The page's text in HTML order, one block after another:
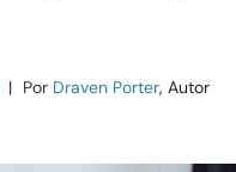
| Por Draven Porter, Autor